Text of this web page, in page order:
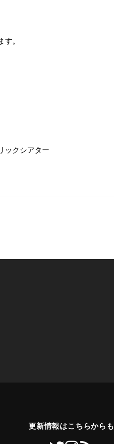
。
クシアター
更新情報はこちらからも